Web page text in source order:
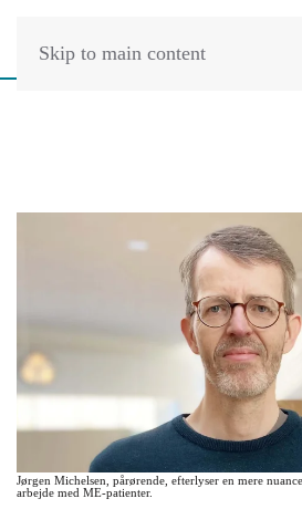
Skip to main content
Jørgen Michelsen, pårørende, efterlyser en mere
arbejde med ME-patienter.